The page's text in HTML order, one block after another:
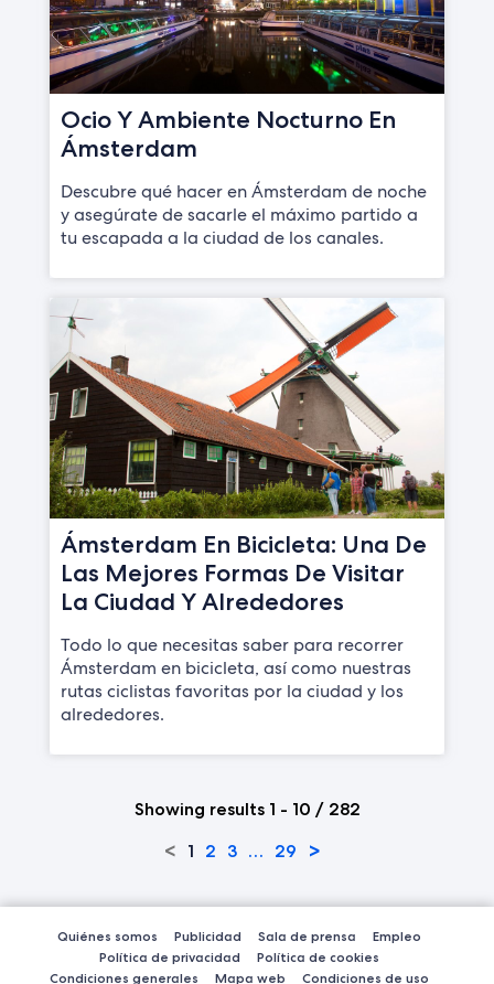
Ocio Y Ambiente Nocturno En
Ámsterdam
Descubre qué hacer en Ámsterdam de noche
y asegúrate de sacarle el máximo partido a
tu escapada a la ciudad de los canales.
Ámsterdam En Bicicleta: Una De
Las Mejores Formas De Visitar
La Ciudad Y Alrededores
Todo lo que necesitas saber para recorrer
Ámsterdam en bicicleta, así como nuestras
rutas ciclistas favoritas por la ciudad y los
alrededores.
Showing results 1 - 10 / 282
< 1 2 3 … 29 >
Quiénes somos Publicidad Sala de prensa
Empleo
Política de privacidad
Política de cookies
Condiciones generales
Mapa web Condiciones de uso